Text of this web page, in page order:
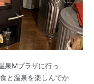
泉Mプラザに行っ
と温泉を楽しんでか